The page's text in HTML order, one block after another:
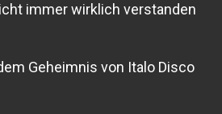
immer wirklich verstanden
Geheimnis von Italo Disco